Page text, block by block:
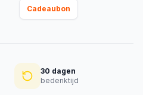
Cadeaubon
30 dagen
bedenktijd